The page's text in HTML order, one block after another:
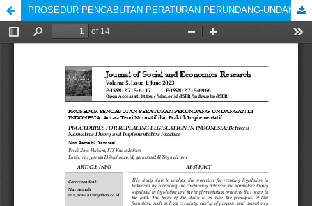
PROSEDUR PENCABUTAN PERATURAN PERUNDANG-UNDANGAN DI INDONESIA: Antara Teori Normatif dan Praktik Implementatif